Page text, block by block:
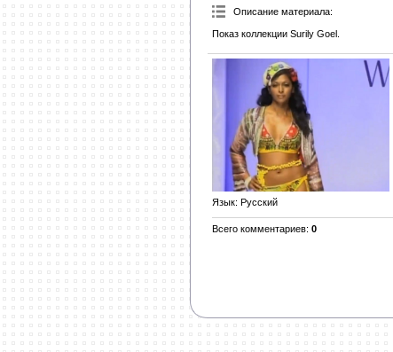
Описание материала:
Показ коллекции Surily Goel.
Язык: Русский
Всего комментариев: 0